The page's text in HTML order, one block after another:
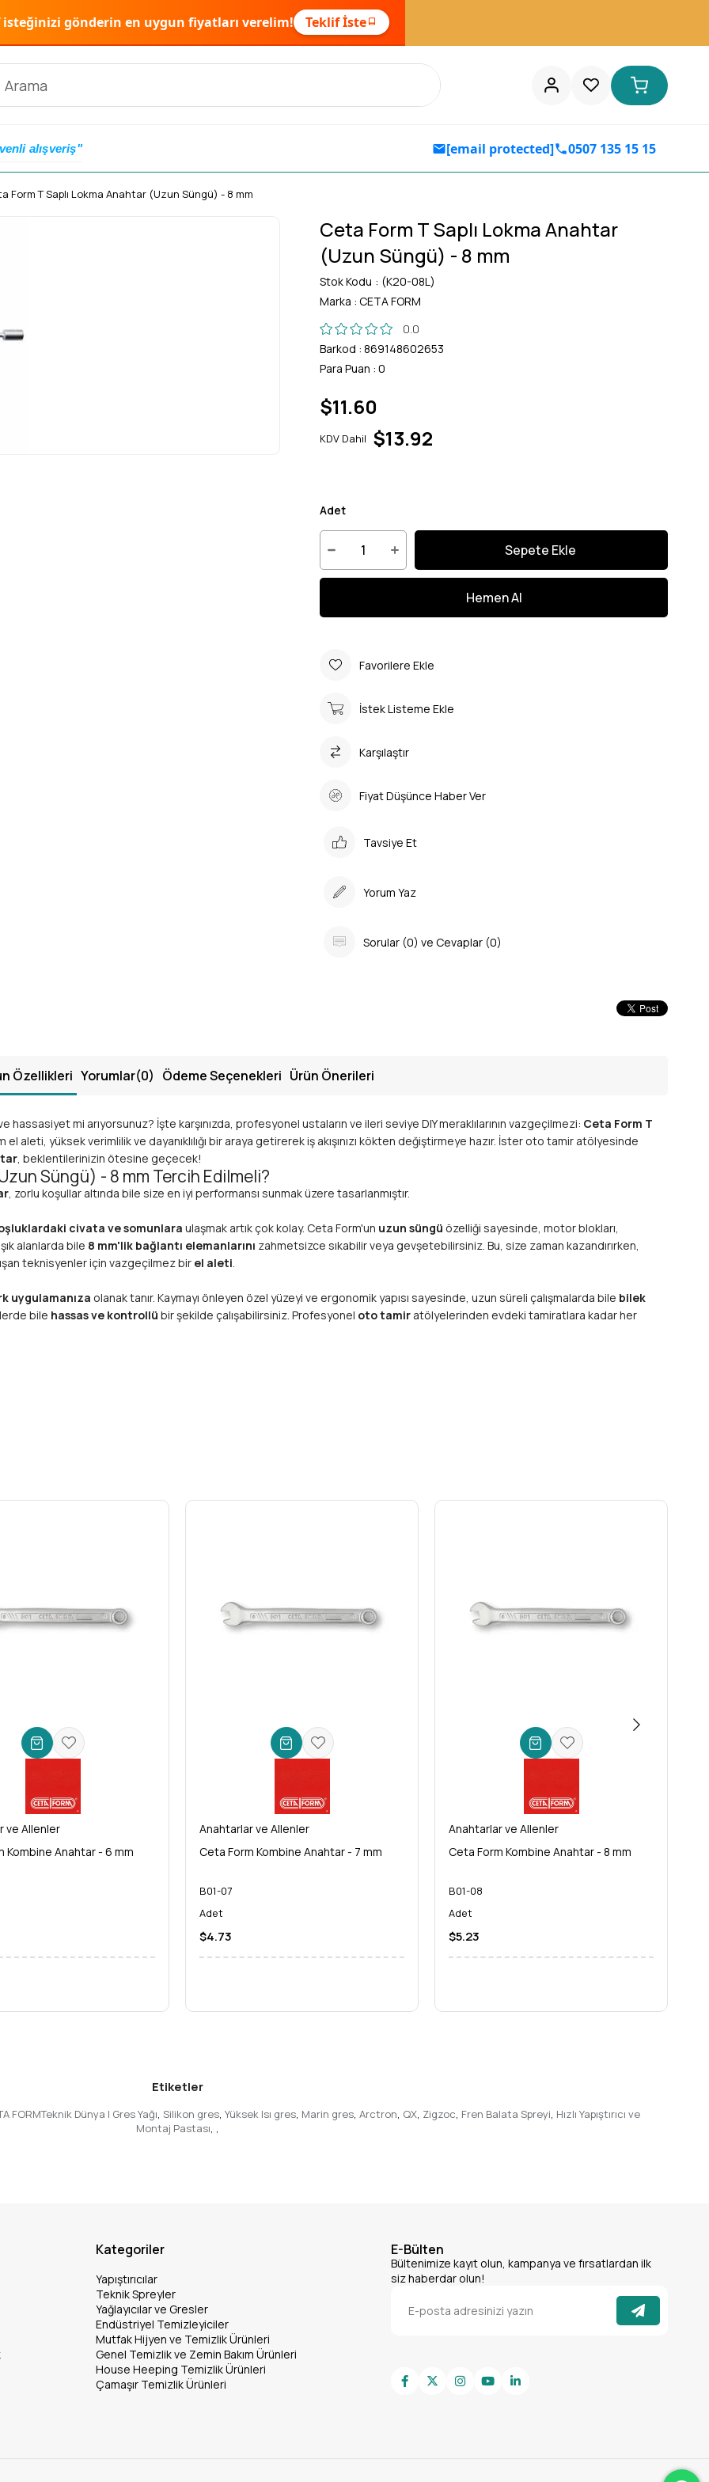
isteğinizi gönderin en uygun fiyatları verelim! Teklif İste
alışveriş" [email protected] 0507 135 15 15
Form T Saplı Lokma Anahtar (Uzun Süngü) - 8 mm
Ceta Form T Saplı Lokma Anahtar
(Uzun Süngü) - 8 mm
Stok Kodu
(K20-08L)
Marka : CETA FORM
0.0
Barkod : 869148602653
Para Puan : 0
$11.60
KDV Dahil $13.92
Adet
Favorilere Ekle
İstek Listeme Ekle
Karşılaştır
Fiyat Düşünce Haber Ver
Tavsiye Et
Yorum Yaz
Sorular (0) ve Cevaplar (0)
Özellikleri Yorumlar(0) Ödeme Seçenekleri Ürün Önerileri
mi arıyorsunuz? İşte karşınızda, profesyonel ustaların ve ileri seviye DIY meraklılarının vazgeçilmezi: Ceta Form T
el aleti, yüksek verimlilik ve dayanıklılığı bir araya getirerek iş akışınızı kökten değiştirmeye hazır. İster oto tamir atölyesinde
, beklentilerinizin ötesine geçecek!
Süngü) - 8 mm Tercih Edilmeli?
, zorlu koşullar altında bile size en iyi performansı sunmak üzere tasarlanmıştır.
civata ve somunlara ulaşmak artık çok kolay. Ceta Form'un uzun süngü özelliği sayesinde, motor blokları,
alanlarda bile 8 mm'lik bağlantı elemanlarını zahmetsizce sıkabilir veya gevşetebilirsiniz. Bu, size zaman kazandırırken,
teknisyenler için vazgeçilmez bir el aleti.
uygulamanıza olanak tanır. Kaymayı önleyen özel yüzeyi ve ergonomik yapısı sayesinde, uzun süreli çalışmalarda bile bilek
bile hassas ve kontrollü bir şekilde çalışabilirsiniz. Profesyonel oto tamir atölyelerinden evdeki tamiratlara kadar her
ve dar alanlardaki civataların sıkılması/gevşetilmesi. Özellikle
ve dar alanlardaki kurulum işlemleri.
yaratın:
performanslı yüzey kaplama
işlerinizi kolaylaştırın, verimliliğinizi artırın ve her seferinde kusursuz sonuçlar elde edin. Profesyonel kalitede bir
ve Allenler
Kombine Anahtar - 6 mm
Anahtarlar ve Allenler
Ceta Form Kombine Anahtar - 7 mm
B01-07
Adet
$4.73
Anahtarlar ve Allenler
Ceta Form Kombine Anahtar - 8 mm
B01-08
Adet
$5.23
Etiketler
FORMTeknik Dünya | Gres Yağı, Silikon gres, Yüksek Isı gres, Marin gres, Arctron, QX, Zigzoc, Fren Balata Spreyi, Hızlı Yapıştırıcı ve
Montaj Pastası, ,
Kategoriler
Yapıştırıcılar
Teknik Spreyler
Yağlayıcılar ve Gresler
Endüstriyel Temizleyiciler
Mutfak Hijyen ve Temizlik Ürünleri
Genel Temizlik ve Zemin Bakım Ürünleri
House Heeping Temizlik Ürünleri
Çamaşır Temizlik Ürünleri
E-Bülten
Bültenimize kayıt olun, kampanya ve fırsatlardan ilk
siz haberdar olun!